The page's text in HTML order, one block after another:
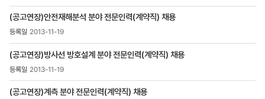
(공고연장)안전재해분석 분야 전문인력(계약직) 채용
2013-11-19
(공고연장)방사선 방호설계 분야 전문인력(계약직) 채용
2013-11-19
(공고연장)계측 분야 전문인력(계약직) 채용